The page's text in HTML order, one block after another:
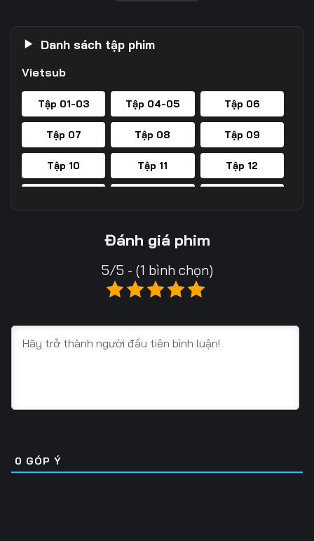
Danh sách tập phim
Vietsub
Tập 01-03 Tập 04-05 Tập 06
Tập 07 Tập 08 Tập 09
Tập 10 Tập 11 Tập 12
Tập 23
Tập 28 Tập 29
Tập 34 Tập 35 Tập 36
Tập 40 Tập 41 Tập 42
Đánh giá phim
5/5 - (1 bình chọn)
0 GÓP Ý